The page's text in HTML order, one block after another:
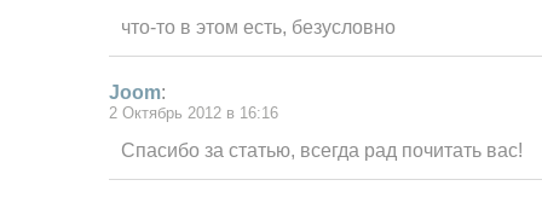
что-то в этом есть, безусловно
Joom:
2 Октябрь 2012 в 16:16
Спасибо за статью, всегда рад почитать вас!